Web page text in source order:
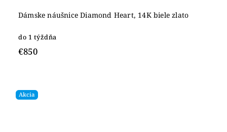
Dámske náušnice Diamond Heart, 14K biele zlato
do 1 týždňa
€850
Akcia